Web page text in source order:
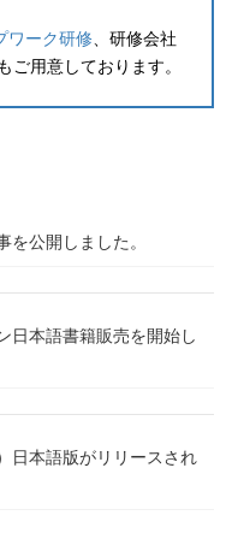
ワーク研修、研修会社
ご用意しております。
公開しました。
日本語書籍販売を開始し
日本語版がリリースされ